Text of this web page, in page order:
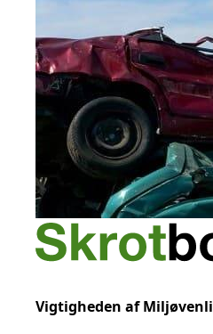
Vigtigheden af